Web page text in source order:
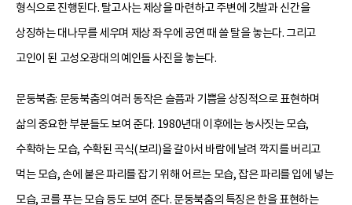
형식으로 진행된다. 탈고사는 제상을 마련하고 주변에 깃발과 신간을
상징하는 대나무를 세우며 제상 좌우에 공연 때 쓸 탈을 놓는다. 그리고
고인이 된 고성오광대의 예인들 사진을 놓는다.
문둥북춤: 문둥북춤의 여러 동작은 슬픔과 기쁨을 상징적으로 표현하며
삶의 중요한 부분들도 보여 준다. 1980년대 이후에는 농사짓는 모습,
수확하는 모습, 수확된 곡식(보리)을 갈아서 바람에 날려 깍지를 버리고
먹는 모습, 손에 붙은 파리를 잡기 위해 어르는 모습, 잡은 파리를 입에 넣는
모습, 코를 푸는 모습 등도 보여 준다. 문둥북춤의 특징은 한을 표현하는